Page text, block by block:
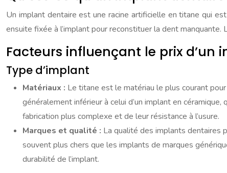
Un implant dentaire est une racine artificielle en titane qui
ensuite fixée à l’implant pour reconstituer la dent
Facteurs influençant le prix d’un
Type d’implant
Matériaux : Le titane est le matériau le plus courant
généralement inférieur à celui d’un implant en
fabrication plus complexe et de leur résistance à l’usure.
Marques et qualité : La qualité des implants dentaires
souvent plus chers que les implants de marques
durabilité de l’implant.